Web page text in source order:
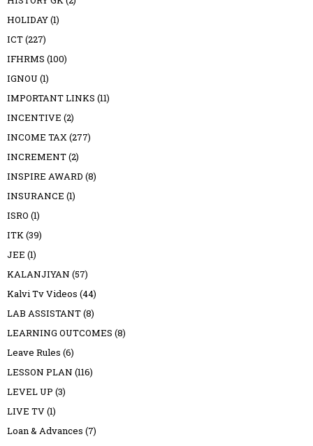
HOLIDAY(1)
ICT(227)
IFHRMS (100)
IGNOU (1)
IMPORTANT LINKS (11)
INCENTIVE (2)
INCOME TAX(277)
INCREMENT(2)
INSPIRE AWARD (8)
INSURANCE (1)
ISRO (1)
ITK(39)
JEE (1)
KALANJIYAN (57)
Kalvi Tv Videos (44)
LAB ASSISTANT(8)
LEARNING OUTCOMES (8)
Leave Rules (6)
LESSON PLAN (116)
LEVEL UP (3)
LIVE TV(1)
Loan & Advances (7)